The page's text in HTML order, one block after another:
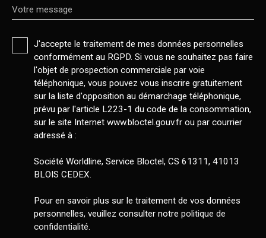
Votre message
J'accepte le traitement de mes données personnelles
conformément au RGPD. Si vous ne souhaitez pas faire
l'objet de prospection commerciale par voie
téléphonique, vous pouvez vous inscrire gratuitement
sur la liste d'opposition au démarchage téléphonique,
prévu par l'article L223-1 du code de la consommation,
sur le site Internet www.bloctel.gouv.fr ou par courrier
adressé à :
Société Worldline, Service Bloctel, CS 61311, 41013
BLOIS CEDEX.
Pour en savoir plus sur le traitement de vos données
personnelles, veuillez consulter notre politique de
confidentialité.